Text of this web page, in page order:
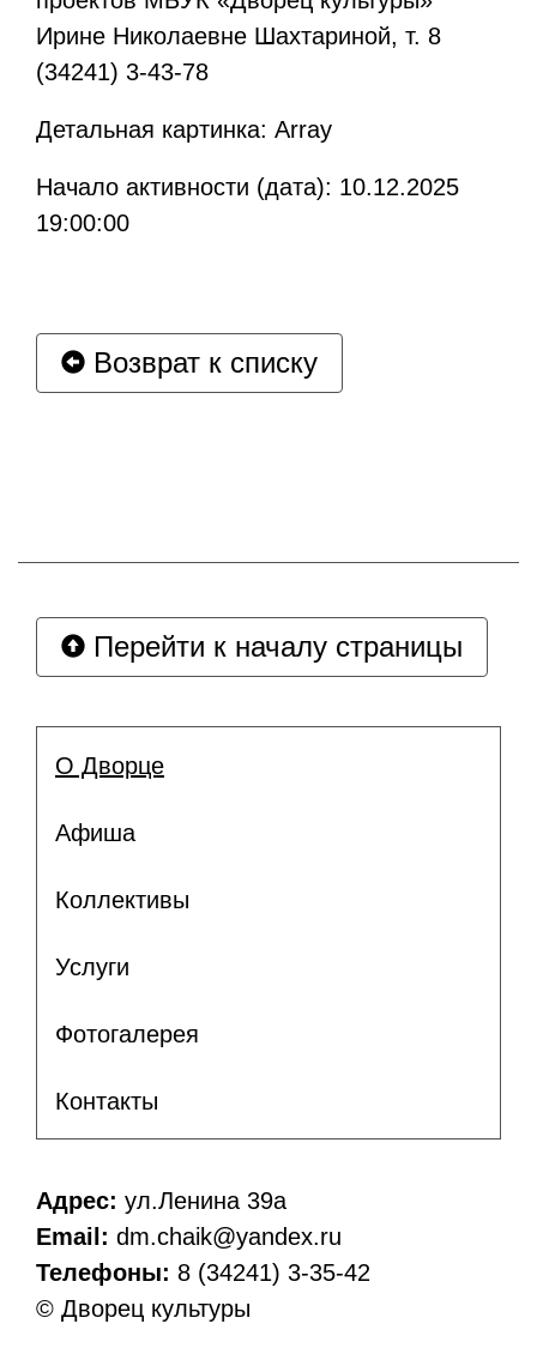
Ирине Николаевне Шахтариной, т. 8
(34241) 3-43-78
Детальная картинка: Array
Начало активности (дата): 10.12.2025
19:00:00
Возврат к списку
Перейти к началу страницы
О Дворце
Афиша
Коллективы
Услуги
Фотогалерея
Контакты
Адрес: ул.Ленина 39а
Email: dm.chaik@yandex.ru
Телефоны: 8 (34241) 3-35-42
© Дворец культуры